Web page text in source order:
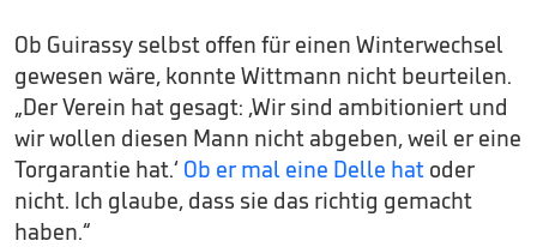
Ob Guirassy selbst offen für einen Winterwechsel
gewesen wäre, konnte Wittmann nicht beurteilen.
„Der Verein hat gesagt: ‚Wir sind ambitioniert und
wir wollen diesen Mann nicht abgeben, weil er eine
Torgarantie hat.‘ Ob er mal eine Delle hat oder
nicht. Ich glaube, dass sie das richtig gemacht
haben.“